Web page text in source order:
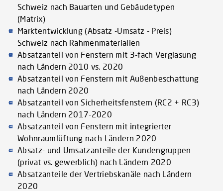
Schweiz nach Bauarten und Gebäudetypen
(Matrix)
Marktentwicklung (Absatz -Umsatz - Preis)
Schweiz nach Rahmenmaterialien
Absatzanteil von Fenstern mit 3-fach Verglasung
nach Ländern 2010 vs. 2020
Absatzanteil von Fenstern mit Außenbeschattung
nach Ländern 2020
Absatzanteil von Sicherheitsfenstern (RC2 + RC3)
nach Ländern 2017-2020
Absatzanteil von Fenstern mit integrierter
Wohnraumlüftung nach Ländern 2020
Absatz- und Umsatzanteile der Kundengruppen
(privat vs. gewerblich) nach Ländern 2020
Absatzanteile der Vertriebskanäle nach Ländern
2020